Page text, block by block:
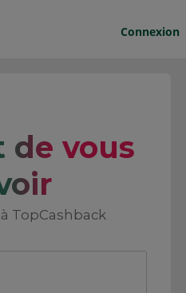
Connexion
de vous
TopCashback